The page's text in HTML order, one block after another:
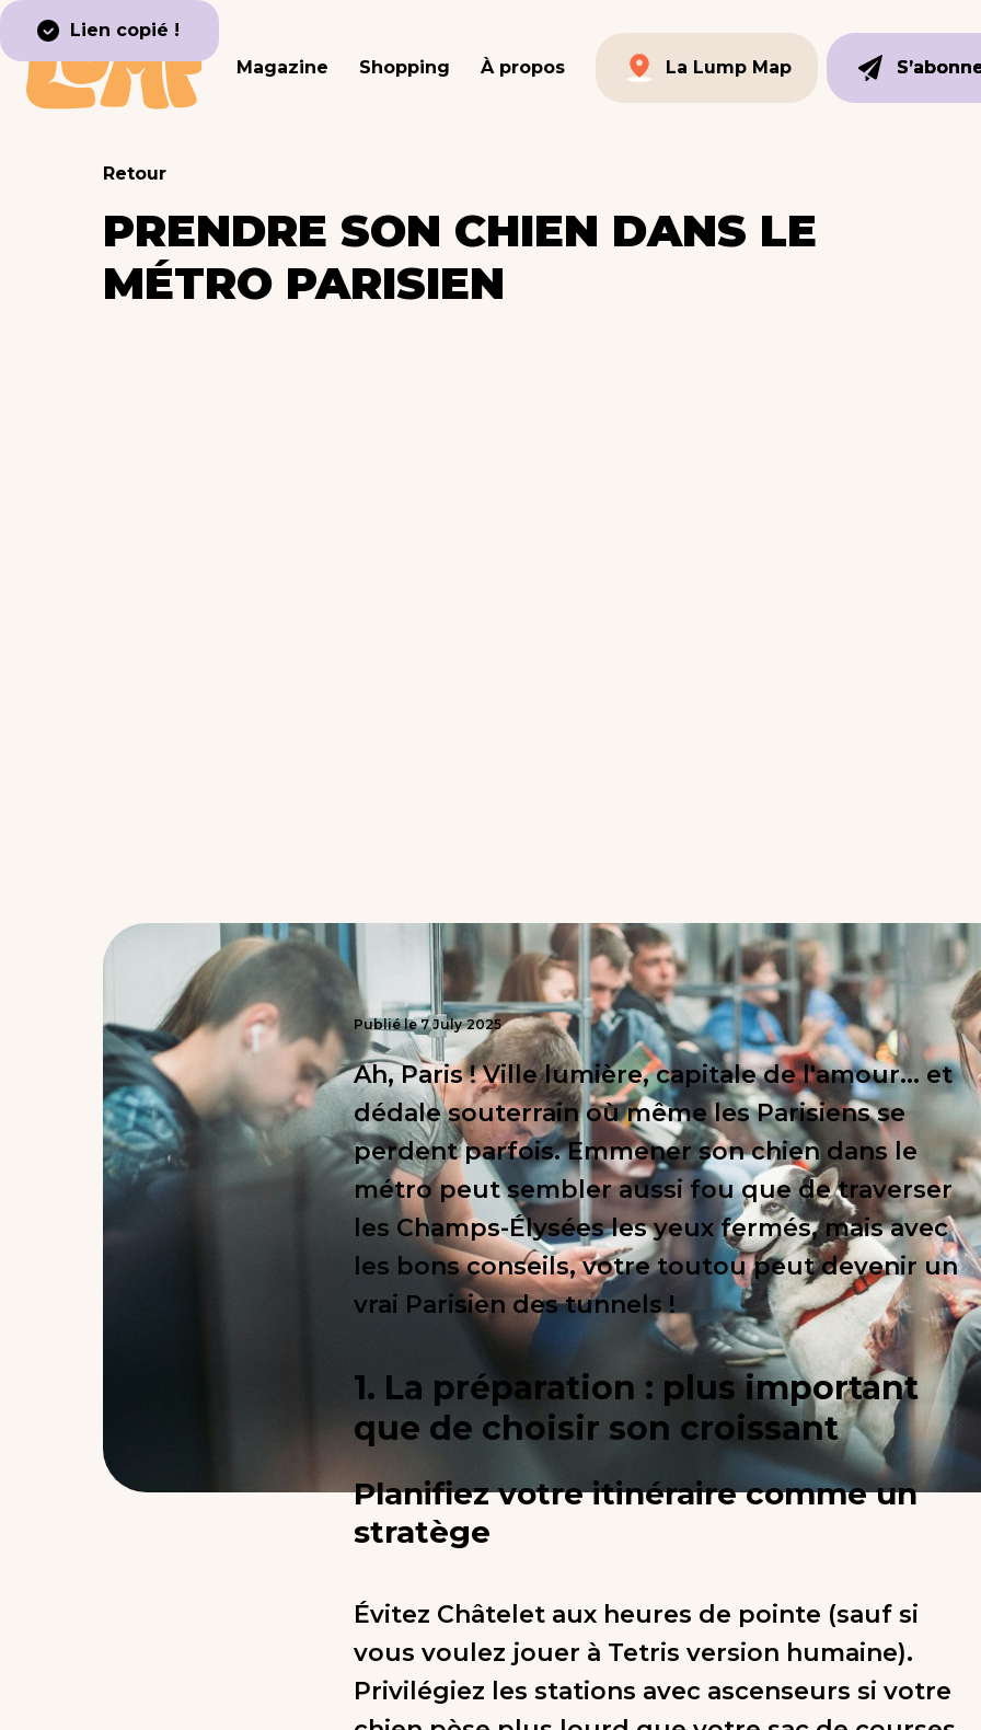
Magazine Shopping À propos
La Lump Map
Lien copié !
Retour
PRENDRE SON CHIEN DANS LE
MÉTRO PARISIEN
Publié le7 July 2025
Ah, Paris ! Ville lumière, capitale de l'amour... et
dédale souterrain où même les Parisiens se
perdent parfois. Emmener son chien dans le
métro peut sembler aussi fou que de traverser
les Champs-Élysées les yeux fermés, mais avec
les bons conseils, votre toutou peut devenir un
vrai Parisien des tunnels !
1. La préparation : plus important
que de choisir son croissant
Planifiez votre itinéraire comme un
stratège
Évitez Châtelet aux heures de pointe (sauf si
vous voulez jouer à Tetris version humaine).
Privilégiez les stations avec ascenseurs si votre